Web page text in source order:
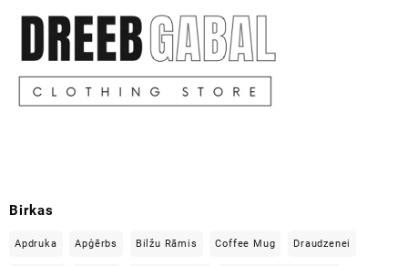
Birkas
Apdruka Apģērbs Bilžu Rāmis Coffee Mug Draudzenei